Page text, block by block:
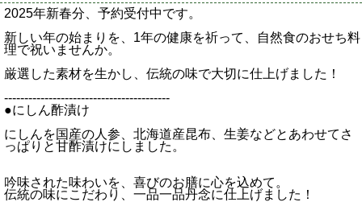
2025年新春分、予約受付中です。
新しい年の始まりを、1年の健康を祈って、自然食のおせち料
理で祝いませんか。
厳選した素材を生かし、伝統の味で大切に仕上げました！
-----------------------------------------
●にしん酢漬け
にしんを国産の人参、北海道産昆布、生姜などとあわせてさ
っぱりと甘酢漬けにしました。
吟味された味わいを、喜びのお膳に心を込めて。
伝統の味にこだわり、一品一品丹念に仕上げました！